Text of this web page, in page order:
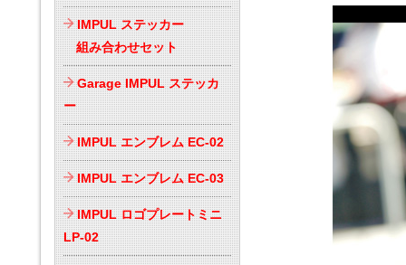
IMPUL ステッカー
組み合わせセット
Garage IMPUL ステッカ
ー
IMPUL エンブレム EC-02
IMPUL エンブレム EC-03
IMPUL ロゴプレートミニ
LP-02